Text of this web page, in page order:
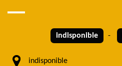
indisponible -
indisponible